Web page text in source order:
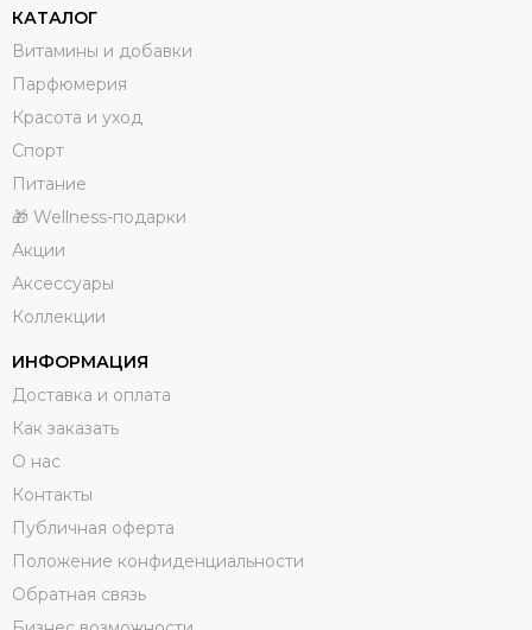
КАТАЛОГ
Витамины и добавки
Парфюмерия
Красота и уход
Спорт
Питание
🎁 Wellness-подарки
Акции
Аксессуары
Коллекции
ИНФОРМАЦИЯ
Доставка и оплата
Как заказать
О нас
Контакты
Публичная оферта
Положение конфиденциальности
Обратная связь